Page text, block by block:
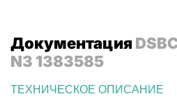
Документация
N3 1383585
ТЕХНИЧЕСКОЕ ОПИСАНИЕ